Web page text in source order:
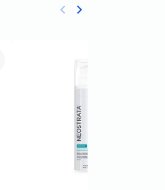
Anterior
keyboard_arrow_left Siguiente
keyboard_arrow_right